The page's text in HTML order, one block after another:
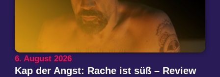
6. August 2026
Kap der Angst: Rache ist süß – Review